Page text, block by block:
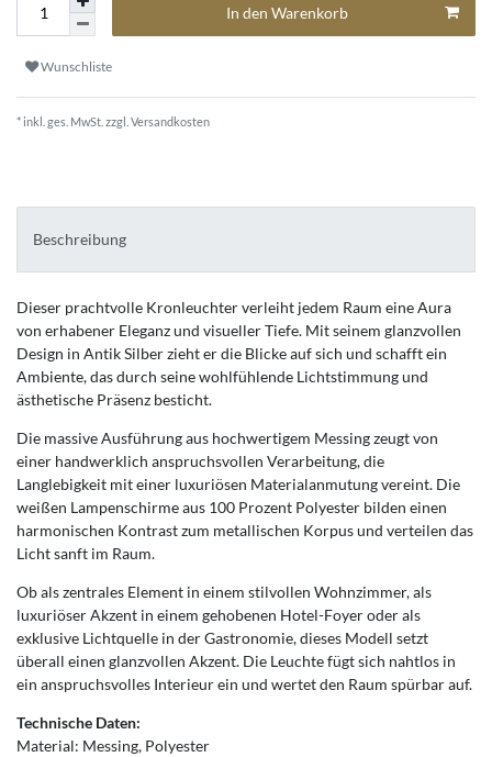
In den Warenkorb
Wunschliste
* inkl. ges. MwSt. zzgl. Versandkosten
Beschreibung
Dieser prachtvolle Kronleuchter verleiht jedem Raum eine Aura
von erhabener Eleganz und visueller Tiefe. Mit seinem glanzvollen
Design in Antik Silber zieht er die Blicke auf sich und schafft ein
Ambiente, das durch seine wohlfühlende Lichtstimmung und
ästhetische Präsenz besticht.
Die massive Ausführung aus hochwertigem Messing zeugt von
einer handwerklich anspruchsvollen Verarbeitung, die
Langlebigkeit mit einer luxuriösen Materialanmutung vereint. Die
weißen Lampenschirme aus 100 Prozent Polyester bilden einen
harmonischen Kontrast zum metallischen Korpus und verteilen das
Licht sanft im Raum.
Ob als zentrales Element in einem stilvollen Wohnzimmer, als
luxuriöser Akzent in einem gehobenen Hotel-Foyer oder als
exklusive Lichtquelle in der Gastronomie, dieses Modell setzt
überall einen glanzvollen Akzent. Die Leuchte fügt sich nahtlos in
ein anspruchsvolles Interieur ein und wertet den Raum spürbar auf.
Technische Daten:
Material: Messing, Polyester